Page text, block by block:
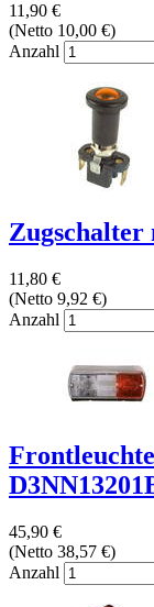
11,90 €
(Netto 10,00 €)
Anzahl
11,80 €
(Netto 9,92 €)
Anzahl
45,90 €
(Netto 38,57 €)
Anzahl